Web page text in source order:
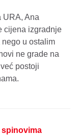
URA, Ana
cijena izgradnje
nego u ostalim
ne grade na
postoji
spinovima